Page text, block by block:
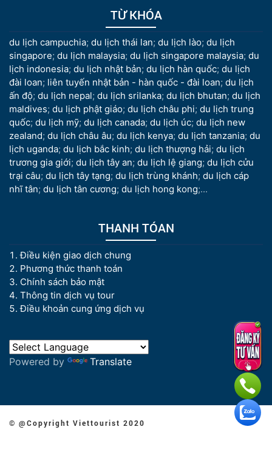
TỪ KHÓA
du lịch campuchia; du lịch thái lan; du lịch lào; du lịch
singapore; du lịch malaysia; du lịch singapore malaysia; du
lịch indonesia; du lịch nhật bản; du lịch hàn quốc; du lịch
đài loan; liên tuyến nhật bản - hàn quốc - đài loan; du lịch
ấn độ; du lịch nepal; du lịch srilanka; du lịch bhutan; du lịch
maldives; du lịch phật giáo; du lịch châu phi; du lịch trung
quốc; du lịch mỹ; du lịch canada; du lịch úc; du lịch new
zealand; du lịch châu âu; du lịch kenya; du lịch tanzania; du
lịch uganda; du lịch bắc kinh; du lịch thượng hải; du lịch
trương gia giới; du lịch tây an; du lịch lệ giang; du lịch cửu
trại câu; du lịch tây tạng; du lịch trùng khánh; du lịch cáp
nhĩ tân; du lịch tân cương; du lịch hong kong;...
THANH TÓAN
Điều kiện giao dịch chung
Phương thức thanh toán
Chính sách bảo mật
Thông tin dịch vụ tour
Điều khoản cung ứng dịch vụ
Powered by Translate
© @Copyright Viettourist 2020